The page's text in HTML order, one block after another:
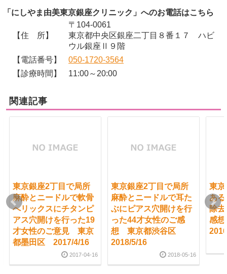
「にしやま由美東京銀座クリニック」へのお電話はこちら
【住 所】
〒104-0061
東京都中央区銀座二丁目８番１７ ハビ
ウル銀座Ⅱ９階
【電話番号】
050-1720-3564
【診療時間】
11:00～20:00
関連記事
東京銀座2丁目で局所
麻酔とニードルで軟骨
へリックスにチタンピ
アス穴開けを行った19
才女性のご意見 東京
都墨田区 2017/4/16
2017-04-16
東京銀座2丁目で局所
麻酔とニードルで耳た
ぶにピアス穴開けを行
った44才女性のご感
想 東京都渋谷区
2018/5/16
2018-05-16
東
あ
除
感